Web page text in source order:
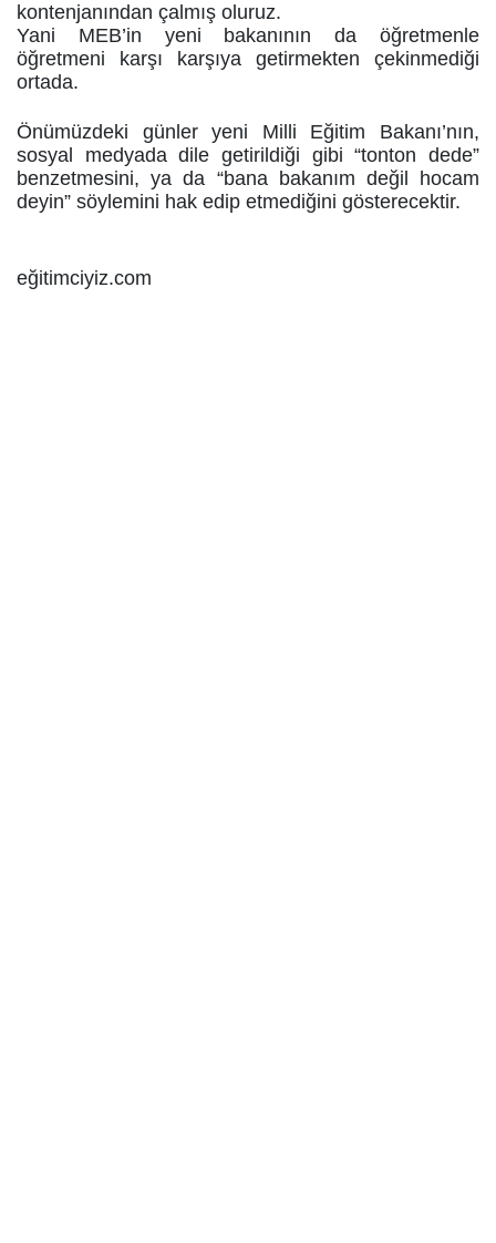
kontenjanından çalmış oluruz.
Yani MEB’in yeni bakanının da öğretmenle
öğretmeni karşı karşıya getirmekten çekinmediği
ortada.
Önümüzdeki günler yeni Milli Eğitim Bakanı’nın,
sosyal medyada dile getirildiği gibi “tonton dede”
benzetmesini, ya da “bana bakanım değil hocam
deyin” söylemini hak edip etmediğini gösterecektir.
eğitimciyiz.com